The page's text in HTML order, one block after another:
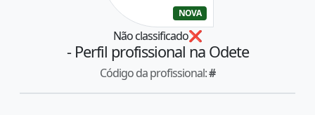
NOVA
Não classificado❌
- Perfil profissional na Odete
Código da profissional:#